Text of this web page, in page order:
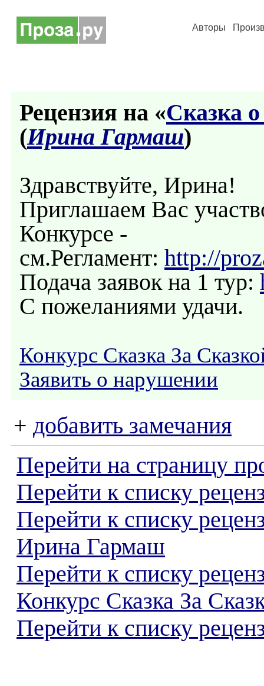
Авторы
Рецензия на «Сказка
(Ирина Гармаш)
Здравствуйте, Ирина!
Приглашаем Вас
Конкурсе -
см.Регламент: http://
Подача заявок на 1 тур:
С пожеланиями удачи.
Конкурс Сказка За
Заявить о нарушении
+ добавить замечания
Перейти на страницу
Перейти к списку
Перейти к списку
Ирина Гармаш
Перейти к списку
Конкурс Сказка За
Перейти к списку